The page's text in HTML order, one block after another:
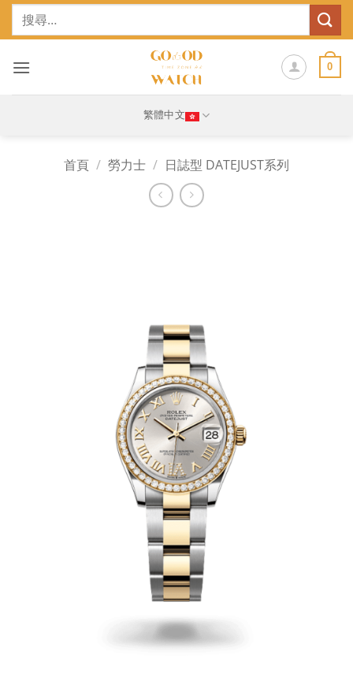
Skip
鍵
0
繁體中文
首頁 / 勞力士 / 日誌型 DATEJUST系列